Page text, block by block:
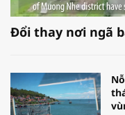
Đổi thay nơi ngã